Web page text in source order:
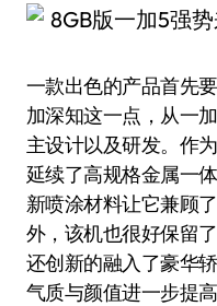
一款出色的产品首先
加深知这一点，从一
主设计以及研发。作
延续了高规格金属一
新喷涂材料让它兼顾
外，该机也很好保留
还创新的融入了豪华
气质与颜值进一步提高